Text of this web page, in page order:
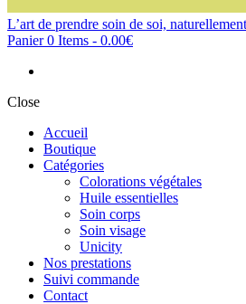
L’art de prendre soin de soi, naturellement
Panier 0 Items - 0.00€
Close
Accueil
Boutique
Catégories
Colorations végétales
Huile essentielles
Soin corps
Soin visage
Unicity
Nos prestations
Suivi commande
Contact